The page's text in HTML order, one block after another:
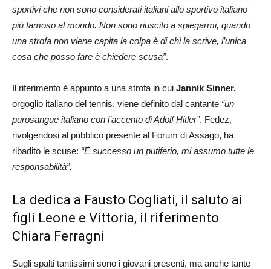
sportivi che non sono considerati italiani allo sportivo italiano
più famoso al mondo. Non sono riuscito a spiegarmi, quando
una strofa non viene capita la colpa è di chi la scrive, l’unica
cosa che posso fare è chiedere scusa”.
Il riferimento è appunto a una strofa in cui Jannik Sinner,
orgoglio italiano del tennis, viene definito dal cantante “un
purosangue italiano con l’accento di Adolf Hitler”. Fedez,
rivolgendosi al pubblico presente al Forum di Assago, ha
ribadito le scuse: “È successo un putiferio, mi assumo tutte le
responsabilità”.
La dedica a Fausto Cogliati, il saluto ai
figli Leone e Vittoria, il riferimento
Chiara Ferragni
Sugli spalti tantissimi sono i giovani presenti, ma anche tante